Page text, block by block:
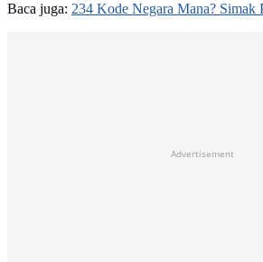
Baca juga: 234 Kode Negara Mana? Simak
Advertisement